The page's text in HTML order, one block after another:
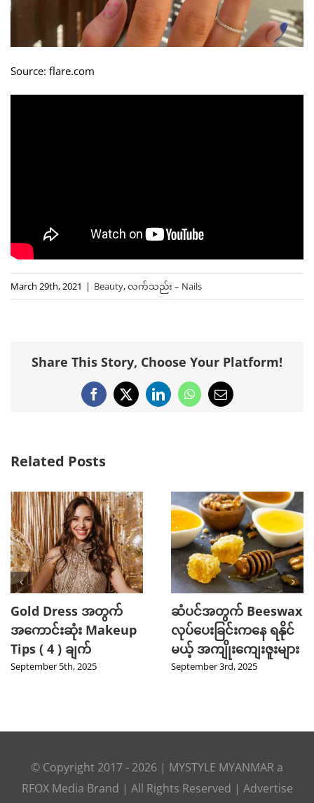
Source: flare.com
March 29th, 2021 | Beauty,လက်သည်း – Nails
Share This Story, Choose Your Platform!
Facebook
X LinkedInWhatsApp
Email
Related Posts
တွက်
ဆံပင်အတွက် Beeswax
လုပ်ပေးခြင်းကနေ ရနိုင်
မယ့် အကျိုးကျေးဇူးများ
September 3rd, 2025
2025
ဖြစ်ခဲ့တဲ့ Hot
Product ( 5 )
August 27th, 2025
© Copyright 2017 - 2026 | MYSTYLE MYANMAR a
RFOX Media Brand | All Rights Reserved | Advertise